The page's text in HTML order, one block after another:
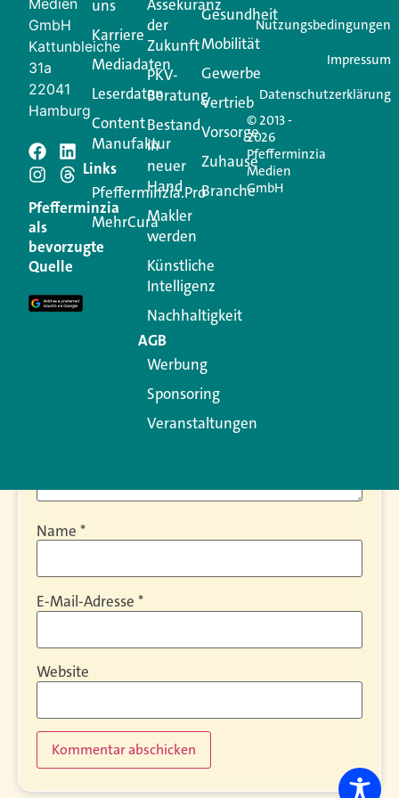
Login.
Jetzt anmelden
Schreiben Sie einen
Kommentar
Ihre E-Mail-Adresse wird nicht veröffentlicht.
Erforderliche Felder sind mit
Kommentar
Name *
E-Mail-Adresse *
Website
Alternative:
Medien
GmbH
Kattunbleiche
31a
22041
Hamburg
Pfefferminzia
als
bevorzugte
Quelle
uns
Karriere
Mediadaten
Leserdaten
Content
Manufaktur
Links
Pfefferminzia.Pro
MehrCura
Assekuranz
der
Zukunft
PKV-
Beratung
Bestand
in
neuer
Hand
Makler
werden
Künstliche
Intelligenz
Nachhaltigkeit
AGB
Werbung
Sponsoring
Veranstaltungen
Gesundheit
Mobilität
Gewerbe
Vertrieb
Vorsorge
Zuhause
Branche
© 2013 -
2026
Pfefferminzia
Medien
GmbH
Nutzungsbedingungen
Impressum
Datenschutzerklärung